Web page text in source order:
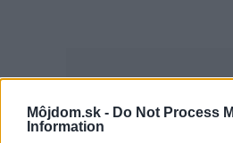
Môjdom.sk - Do Not Process
Information